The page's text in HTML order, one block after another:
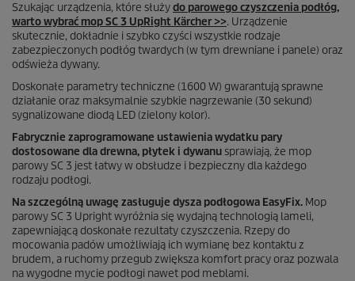
Szukając urządzenia, które służydo parowego czyszczenia podłóg,
warto wybrać mop SC 3 UpRight Kärcher >>. Urządzenie
skutecznie, dokładnie i szybko czyści wszystkie rodzaje
zabezpieczonych podłóg twardych (w tym drewniane i panele) oraz
odświeża dywany.
Doskonałe parametry techniczne (1600 W) gwarantują sprawne
działanie oraz maksymalnie szybkie nagrzewanie (30 sekund)
sygnalizowane diodą LED (zielony kolor).
Fabrycznie zaprogramowane ustawienia wydatku pary
dostosowane dla drewna, płytek i dywanu sprawiają, że mop
parowy SC 3 jest łatwy w obsłudze i bezpieczny dla każdego
rodzaju podłogi.
Na szczególną uwagę zasługuje dysza podłogowa EasyFix. Mop
parowy SC 3 Upright wyróżnia się wydajną technologią lameli,
zapewniającą doskonałe rezultaty czyszczenia. Rzepy do
mocowania padów umożliwiają ich wymianę bez kontaktu z
brudem, a ruchomy przegub zwiększa komfort pracy oraz pozwala
na wygodne mycie podłogi nawet pod meblami.